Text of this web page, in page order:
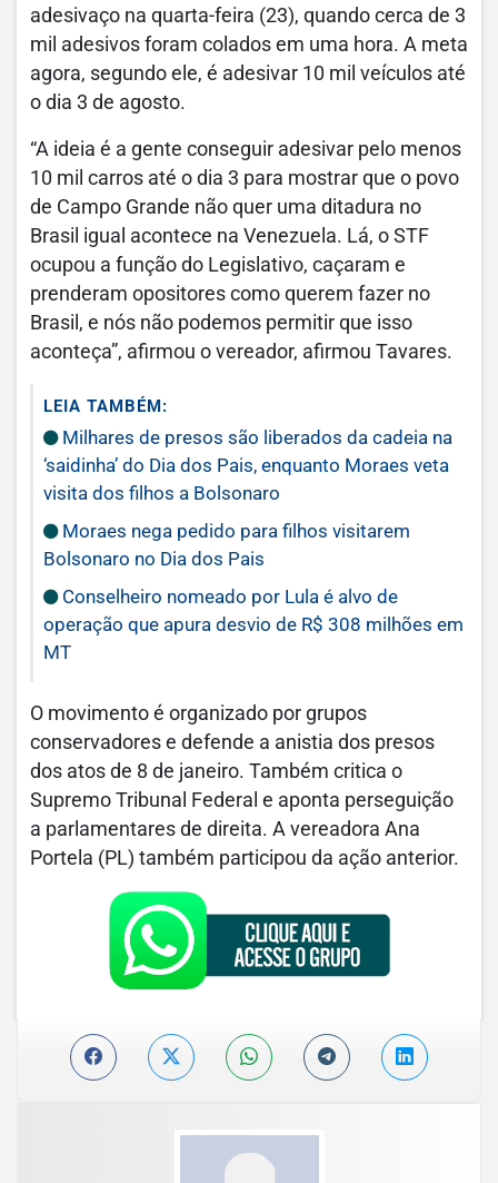
adesivaço na quarta-feira (23), quando cerca de 3
mil adesivos foram colados em uma hora. A meta
agora, segundo ele, é adesivar 10 mil veículos até
o dia 3 de agosto.
“A ideia é a gente conseguir adesivar pelo menos
10 mil carros até o dia 3 para mostrar que o povo
de Campo Grande não quer uma ditadura no
Brasil igual acontece na Venezuela. Lá, o STF
ocupou a função do Legislativo, caçaram e
prenderam opositores como querem fazer no
Brasil, e nós não podemos permitir que isso
aconteça”, afirmou o vereador, afirmou Tavares.
LEIA TAMBÉM:
Milhares de presos são liberados da cadeia na
‘saidinha’ do Dia dos Pais, enquanto Moraes veta
visita dos filhos a Bolsonaro
Moraes nega pedido para filhos visitarem
Bolsonaro no Dia dos Pais
Conselheiro nomeado por Lula é alvo de
operação que apura desvio de R$ 308 milhões em
MT
O movimento é organizado por grupos
conservadores e defende a anistia dos presos
dos atos de 8 de janeiro. Também critica o
Supremo Tribunal Federal e aponta perseguição
a parlamentares de direita. A vereadora Ana
Portela (PL) também participou da ação anterior.